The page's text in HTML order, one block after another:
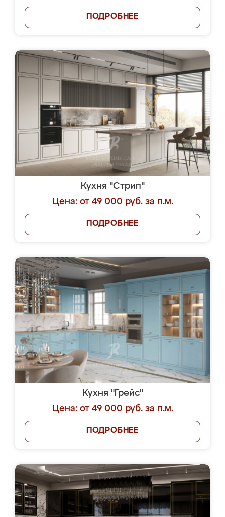
ПОДРОБНЕЕ
Кухня "Стрип"
Цена: от 49 000 руб. за п.м.
ПОДРОБНЕЕ
Кухня "Грейс"
Цена: от 49 000 руб. за п.м.
ПОДРОБНЕЕ